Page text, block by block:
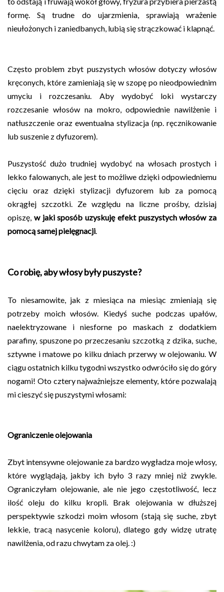
formę. Są trudne do ujarzmienia, sprawiają wrażenie
nieułożonych i zaniedbanych, lubią się strączkować i klapnąć.
Często problem zbyt puszystych włosów dotyczy włosów
kręconych, które zamieniają się w szopę po nieodpowiednim
umyciu i rozczesaniu. Aby wydobyć loki wystarczy
rozczesanie włosów na mokro, odpowiednie nawilżenie i
natłuszczenie oraz ewentualna stylizacja (np. ręcznikowanie
lub suszenie z dyfuzorem).
Puszystość dużo trudniej wydobyć na włosach prostych i
lekko falowanych, ale jest to możliwe dzięki odpowiedniemu
cięciu oraz dzięki stylizacji dyfuzorem lub za pomocą
okrągłej szczotki. Ze względu na liczne prośby, dzisiaj
opiszę, w jaki sposób uzyskuję efekt puszystych włosów za
pomocą samej pielęgnacji.
Co robię, aby włosy były puszyste?
To niesamowite, jak z miesiąca na miesiąc zmieniają się
potrzeby moich włosów. Kiedyś suche podczas upałów,
naelektryzowane i niesforne po maskach z dodatkiem
parafiny, spuszone po przeczesaniu szczotką z dzika, suche,
sztywne i matowe po kilku dniach przerwy w olejowaniu. W
ciągu ostatnich kilku tygodni wszystko odwróciło się do góry
nogami! Oto cztery najważniejsze elementy, które pozwalają
mi cieszyć się puszystymi włosami:
Ograniczenie olejowania
Zbyt intensywne olejowanie za bardzo wygładza moje włosy,
które wyglądają, jakby ich było 3 razy mniej niż zwykle.
Ograniczyłam olejowanie, ale nie jego częstotliwość, lecz
ilość oleju do kilku kropli. Brak olejowania w dłuższej
perspektywie szkodzi moim włosom (stają się suche, zbyt
lekkie, tracą nasycenie koloru), dlatego gdy widzę utratę
nawilżenia, od razu chwytam za olej. :)